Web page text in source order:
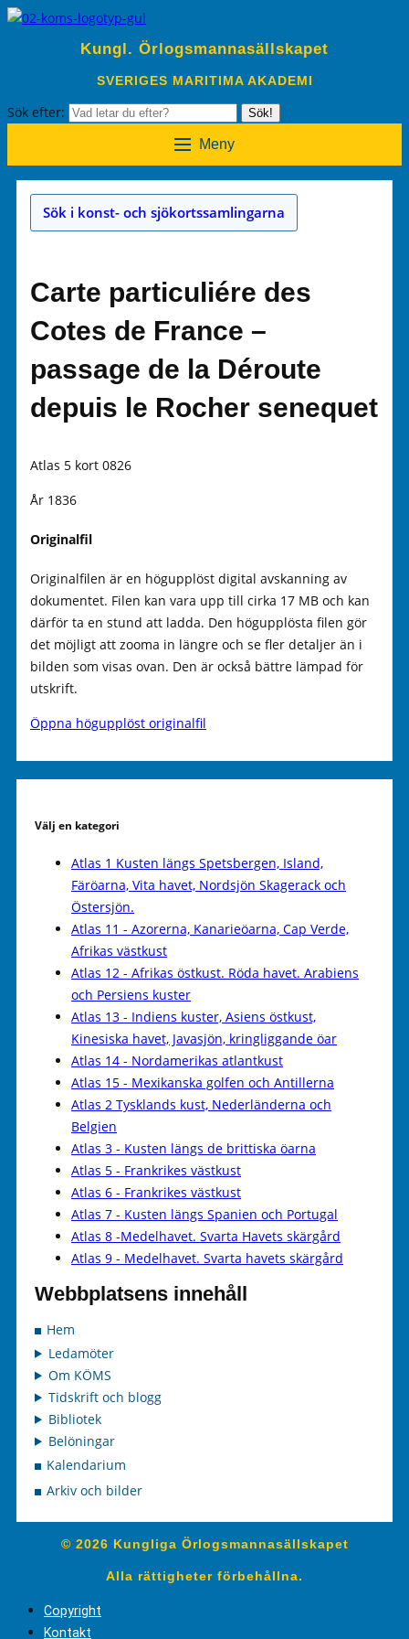
Kungl. Örlogsmannasällskapet
SVERIGES MARITIMA AKADEMI
Sök efter: Sök!
Meny
Sök i konst- och sjökortssamlingarna
Carte particuliére des
Cotes de France –
passage de la Déroute
depuis le Rocher senequet
Atlas 5 kort 0826
År 1836
Originalfil
Originalfilen är en högupplöst digital avskanning av
dokumentet. Filen kan vara upp till cirka 17 MB och kan
därför ta en stund att ladda. Den högupplösta filen gör
det möjligt att zooma in längre och se fler detaljer än i
bilden som visas ovan. Den är också bättre lämpad för
utskrift.
Öppna högupplöst originalfil
Välj en kategori
Atlas 1 Kusten längs Spetsbergen, Island,
Färöarna, Vita havet, Nordsjön Skagerack och
Östersjön.
Atlas 11 - Azorerna, Kanarieöarna, Cap Verde,
Afrikas västkust
Atlas 12 - Afrikas östkust. Röda havet. Arabiens
och Persiens kuster
Atlas 13 - Indiens kuster, Asiens östkust,
Kinesiska havet, Javasjön, kringliggande öar
Atlas 14 - Nordamerikas atlantkust
Atlas 15 - Mexikanska golfen och Antillerna
Atlas 2 Tysklands kust, Nederländerna och
Belgien
Atlas 3 - Kusten längs de brittiska öarna
Atlas 5 - Frankrikes västkust
Atlas 6 - Frankrikes västkust
Atlas 7 - Kusten längs Spanien och Portugal
Atlas 8 -Medelhavet. Svarta Havets skärgård
Atlas 9 - Medelhavet. Svarta havets skärgård
Webbplatsens innehåll
Hem
Ledamöter
Om KÖMS
Tidskrift och blogg
Bibliotek
Belöningar
Kalendarium
Arkiv och bilder
© 2026 Kungliga Örlogsmannasällskapet
Alla rättigheter förbehållna.
Copyright
Kontakt